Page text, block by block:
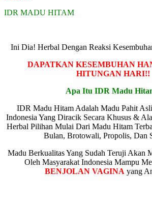
IDR MADU HITAM
Ini Dia! Herbal Dengan Reaksi
DAPATKAN KESEMBUHAN
HITUNGAN HARI!!
Apa Itu IDR Madu
IDR Madu Hitam Adalah Madu Pahit
Indonesia Yang Diracik Secara Khusus &
Herbal Pilihan Mulai Dari Madu Hitam
Bulan, Brotowali, Propolis, Dan
Madu Berkualitas Yang Sudah Teruji Akan
Oleh Masyarakat Indonesia Mampu
BENJOLAN VAGINA yang